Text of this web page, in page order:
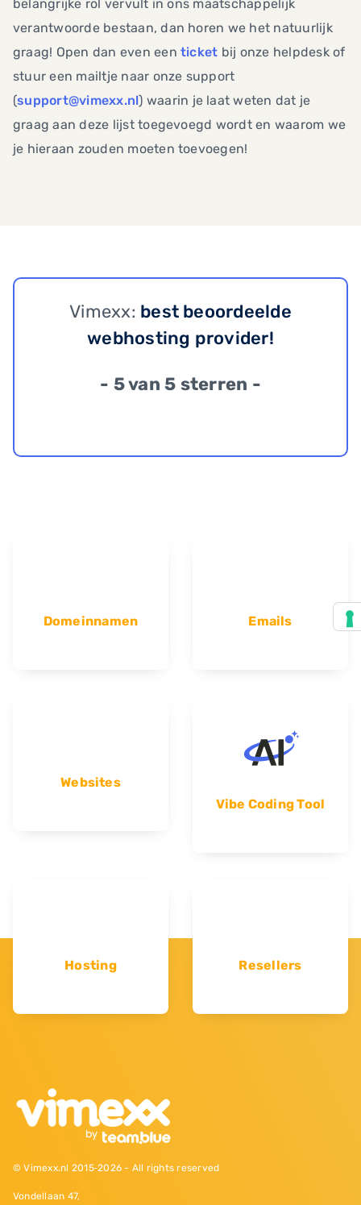
belangrijke rol vervult in ons maatschappelijk
verantwoorde bestaan, dan horen we het natuurlijk
graag! Open dan even eenticket bij onze helpdesk of
stuur een mailtje naar onze support
(support@vimexx.nl) waarin je laat weten dat je
graag aan deze lijst toegevoegd wordt en waarom we
je hieraan zouden moeten toevoegen!
Vimexx: best beoordeelde
webhosting provider!
- 5 van 5 sterren -
Domeinnamen Emails
Websites
Vibe Coding Tool
Hosting Resellers
© Vimexx.nl 2015‐2026 - All rights reserved
Vondellaan 47,